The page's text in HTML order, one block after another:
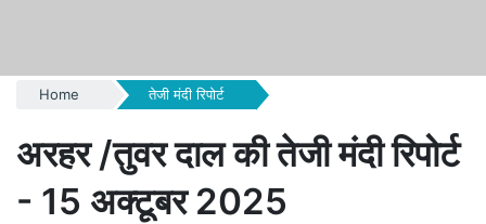
Home तेजी मंदी रिपोर्ट
अरहर /तुवर दाल की तेजी मंदी रिपोर्ट
- 15 अक्टूबर 2025